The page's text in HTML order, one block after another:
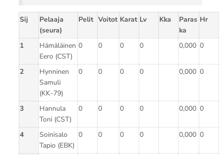
Sij
Pelaaja
(seura)
Pelit Voitot Karat Lv Kka
Paras
ka
Hr
1
Hämäläinen
Eero (CST)
0 0 0 0 0,000 0
2
Hynninen
Samuli
(KK-79)
0 0 0 0 0,000 0
3
Hannula
Toni (CST)
0 0 0 0 0,000 0
4
Soinisalo
Tapio (EBK)
0 0 0 0 0,000 0